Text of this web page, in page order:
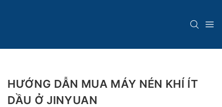
HƯỚNG DẪN MUA MÁY NÉN KHÍ ÍT
DẦU Ở JINYUAN